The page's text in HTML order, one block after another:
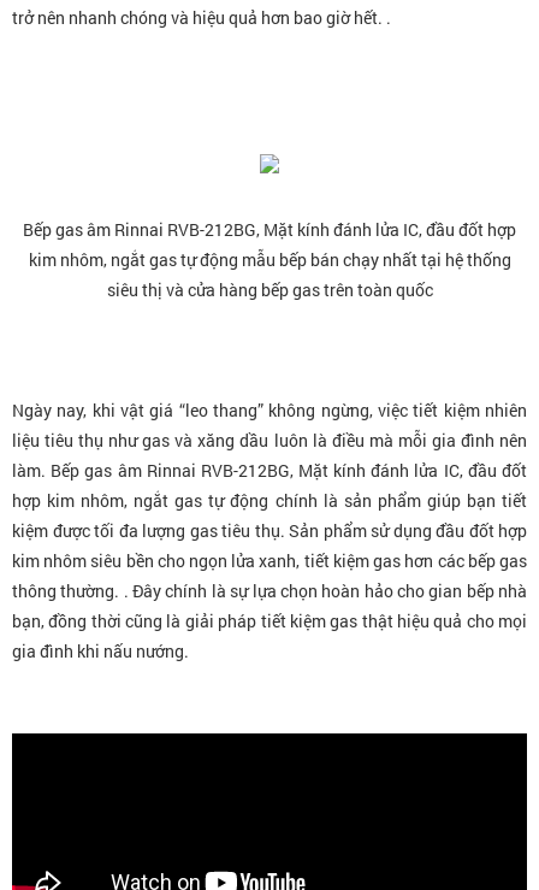
trở nên nhanh chóng và hiệu quả hơn bao giờ hết. .
Bếp gas âm Rinnai RVB-212BG, Mặt kính đánh lửa IC, đầu đốt hợp
kim nhôm, ngắt gas tự động mẫu bếp bán chạy nhất tại hệ thống
siêu thị và cửa hàng bếp gas trên toàn quốc
Ngày nay, khi vật giá “leo thang” không ngừng, việc tiết kiệm nhiên
liệu tiêu thụ như gas và xăng dầu luôn là điều mà mỗi gia đình nên
làm. Bếp gas âm Rinnai RVB-212BG, Mặt kính đánh lửa IC, đầu đốt
hợp kim nhôm, ngắt gas tự động chính là sản phẩm giúp bạn tiết
kiệm được tối đa lượng gas tiêu thụ. Sản phẩm sử dụng đầu đốt hợp
kim nhôm siêu bền cho ngọn lửa xanh, tiết kiệm gas hơn các bếp gas
thông thường. . Đây chính là sự lựa chọn hoàn hảo cho gian bếp nhà
bạn, đồng thời cũng là giải pháp tiết kiệm gas thật hiệu quả cho mọi
gia đình khi nấu nướng.